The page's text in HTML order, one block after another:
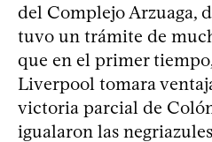
del Complejo Arzuaga,
tuvo un trámite de
que en el primer
Liverpool tomara
victoria parcial de
igualaron las